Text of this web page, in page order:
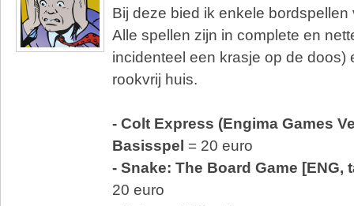
Bij deze bied ik enkele
Alle spellen zijn in complete en
incidenteel een krasje op de doos)
rookvrij huis.
- Colt Express (Engima Games
Basisspel = 20 euro
- Snake: The Board Game
20 euro